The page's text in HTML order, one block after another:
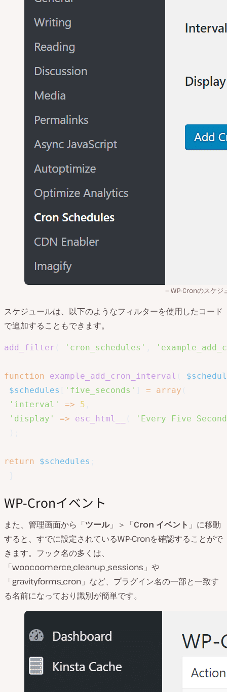
WP-Cronのスケジ
スケジュールは、以下のようなフィルターを使用したコード
で追加することもできます。
add_filter 'cron_schedules'
function example_add_cron_interval
$schedules
'five_seconds' = array
'interval'
=> 5
'display'
=> esc_html__
'Every Five
return $schedules
WP-Cronイベント
また、管理画面から「ツール」＞「Cron イベント 」に移動
すると、すでに設定されているWP-Cronを確認することがで
きます。フック名の多くは、
「woocoomerce_cleanup_sessions」や
「gravityforms_cron」など、プラグイン名の一部と一致す
る名前になっており識別が簡単です。